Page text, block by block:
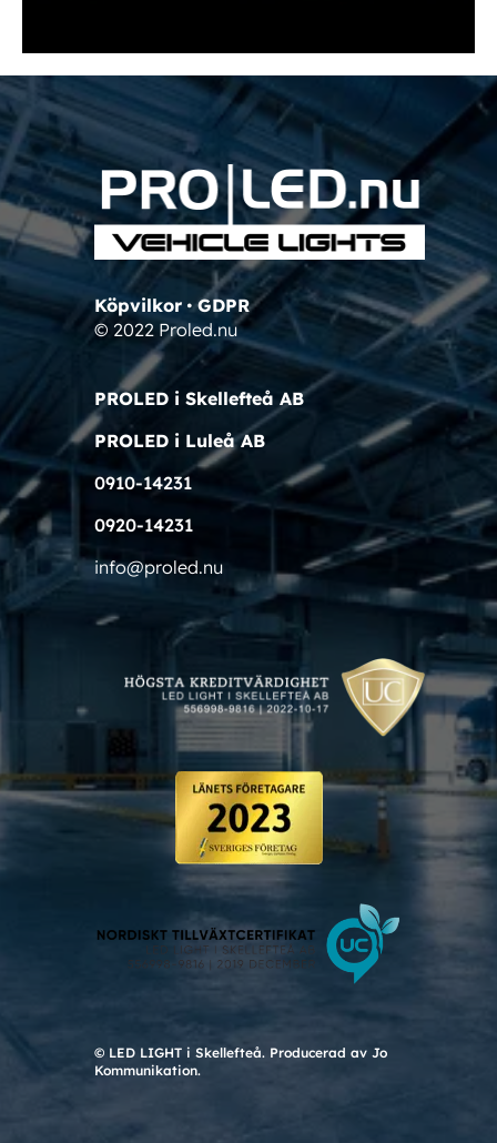
Köpvilkor•GDPR
© 2022 Proled.nu
PROLED i Skellefteå AB
PROLED i Luleå AB
0910-14231
0920-14231
info@proled.nu
© LED LIGHT i Skellefteå. Producerad av Jo
Kommunikation.